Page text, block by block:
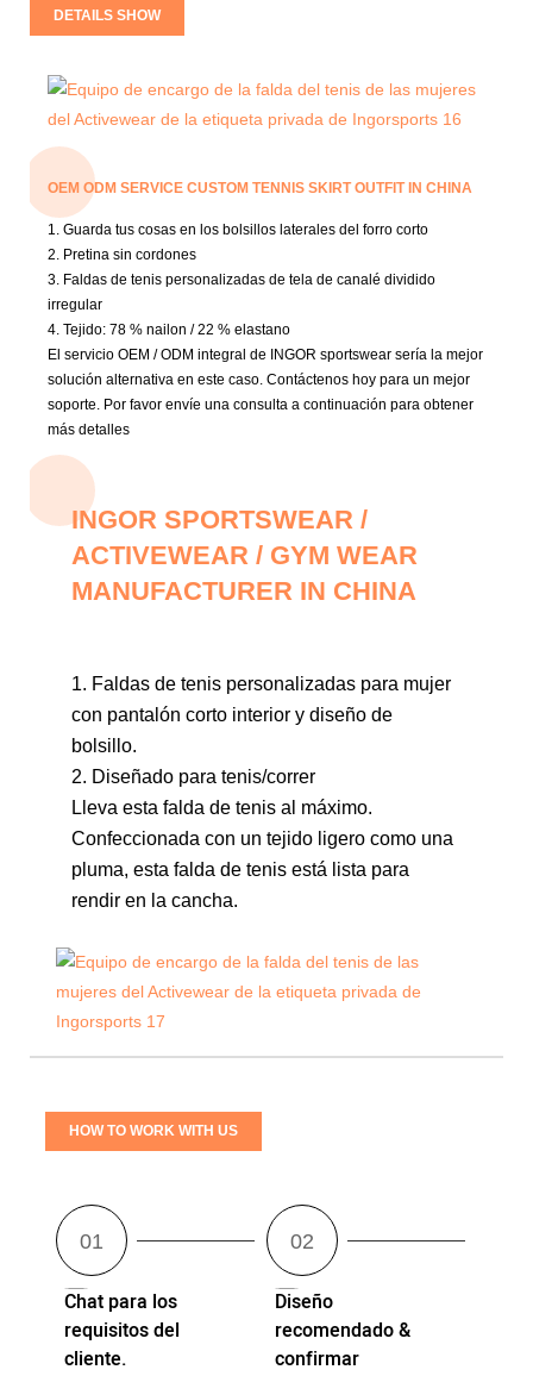
DETAILS SHOW
OEM ODM SERVICE CUSTOM TENNIS SKIRT OUTFIT IN CHINA
1. Guarda tus cosas en los bolsillos laterales del forro corto
2. Pretina sin cordones
3. Faldas de tenis personalizadas de tela de canalé dividido
irregular
4. Tejido: 78 % nailon / 22 % elastano
El servicio OEM / ODM integral de INGOR sportswear sería la mejor
solución alternativa en este caso. Contáctenos hoy para un mejor
soporte. Por favor envíe una consulta a continuación para obtener
más detalles
INGOR SPORTSWEAR /
ACTIVEWEAR / GYM WEAR
MANUFACTURER IN CHINA
1. Faldas de tenis personalizadas para mujer
con pantalón corto interior y diseño de
bolsillo.
2. Diseñado para tenis/correr
Lleva esta falda de tenis al máximo.
Confeccionada con un tejido ligero como una
pluma, esta falda de tenis está lista para
rendir en la cancha.
HOW TO WORK WITH US
Chat para los
requisitos del
cliente.
Diseño
recomendado &
confirmar